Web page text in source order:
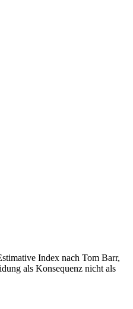
Index nach Tom Barr,
als Konsequenz nicht als